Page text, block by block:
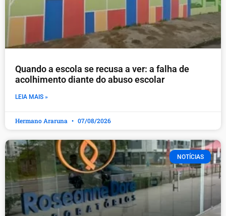
Quando a escola se recusa a ver: a falha de
acolhimento diante do abuso escolar
LEIA MAIS »
Hermano Araruna 07/08/2026
NOTÍCIAS